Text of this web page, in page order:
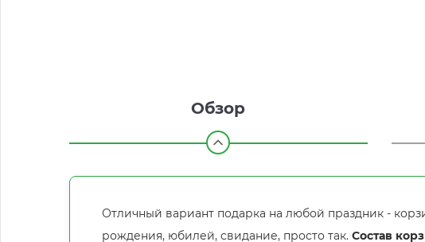
Обзор
Отличный вариант подарка на любой праздник -
рождения, юбилей, свидание, просто так. Состав